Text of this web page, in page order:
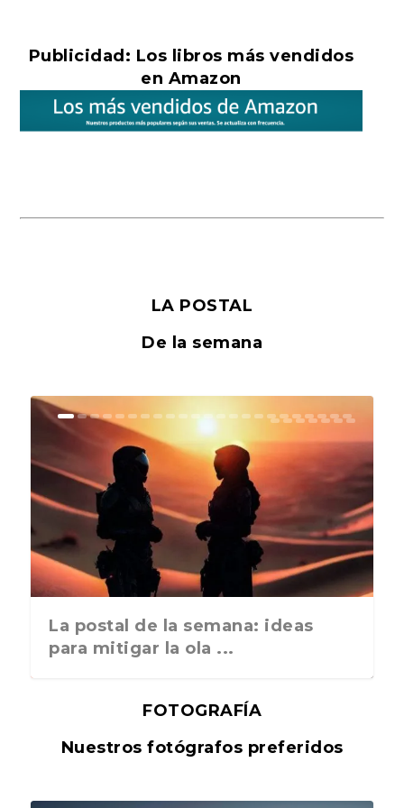
Publicidad: Los libros más vendidos
en Amazon
LA POSTAL
De la semana
La postal de la semana: ideas
para mitigar la ola ...
FOTOGRAFÍA
Nuestros fotógrafos preferidos